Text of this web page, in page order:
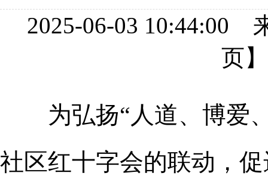
2025-06-03 10:44:00
页
为弘扬“人道、博爱
社区红十字会的联动，